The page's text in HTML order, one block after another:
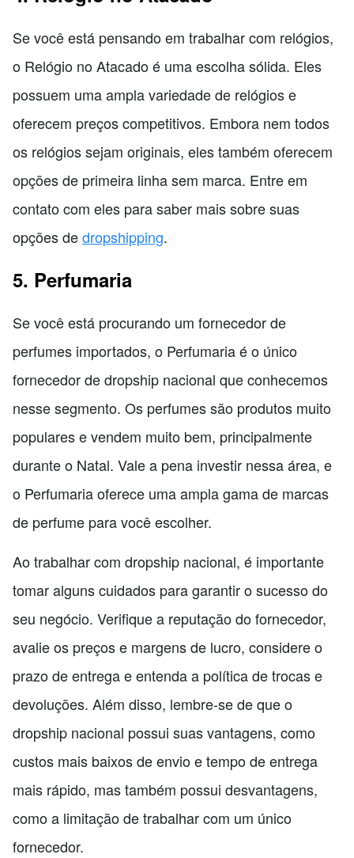
Se você está pensando em trabalhar com relógios,
o Relógio no Atacado é uma escolha sólida. Eles
possuem uma ampla variedade de relógios e
oferecem preços competitivos. Embora nem todos
os relógios sejam originais, eles também oferecem
opções de primeira linha sem marca. Entre em
contato com eles para saber mais sobre suas
opções dedropshipping.
5. Perfumaria
Se você está procurando um fornecedor de
perfumes importados, o Perfumaria é o único
fornecedor de dropship nacional que conhecemos
nesse segmento. Os perfumes são produtos muito
populares e vendem muito bem, principalmente
durante o Natal. Vale a pena investir nessa área, e
o Perfumaria oferece uma ampla gama de marcas
de perfume para você escolher.
Ao trabalhar com dropship nacional, é importante
tomar alguns cuidados para garantir o sucesso do
seu negócio. Verifique a reputação do fornecedor,
avalie os preços e margens de lucro, considere o
prazo de entrega e entenda a política de trocas e
devoluções. Além disso, lembre-se de que o
dropship nacional possui suas vantagens, como
custos mais baixos de envio e tempo de entrega
mais rápido, mas também possui desvantagens,
como a limitação de trabalhar com um único
fornecedor.